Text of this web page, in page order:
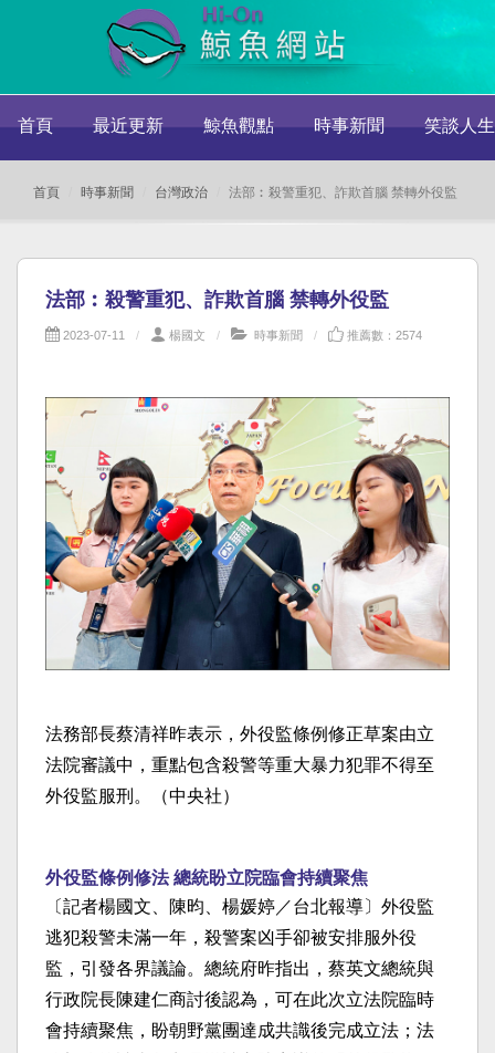
首頁 最近更新 鯨魚觀點 時事新聞 笑談人生
首頁 時事新聞 台灣政治 法部︰殺警重犯、詐欺首腦 禁轉外役監
法部︰殺警重犯、詐欺首腦 禁轉外役監
2023-07-11 楊國文 時事新聞 推薦數：2574
法務部長蔡清祥昨表示，外役監條例修正草案由立
法院審議中，重點包含殺警等重大暴力犯罪不得至
外役監服刑。（中央社）
外役監條例修法 總統盼立院臨會持續聚焦
〔記者楊國文、陳昀、楊媛婷／台北報導〕外役監
逃犯殺警未滿一年，殺警案凶手卻被安排服外役
監，引發各界議論。總統府昨指出，蔡英文總統與
行政院長陳建仁商討後認為，可在此次立法院臨時
會持續聚焦，盼朝野黨團達成共識後完成立法；法